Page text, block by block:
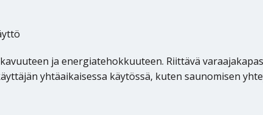
ja energiatehokkuuteen. Riittävä
yhtäaikaisessa käytössä, kuten saunomisen